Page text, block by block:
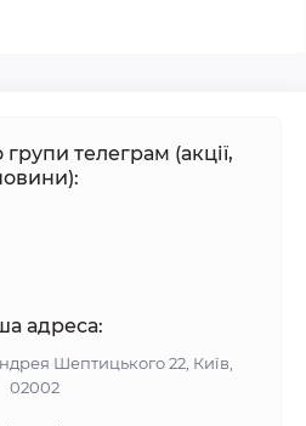
телеграм (акції,
адреса:
Шептицького 22, Київ,
02002